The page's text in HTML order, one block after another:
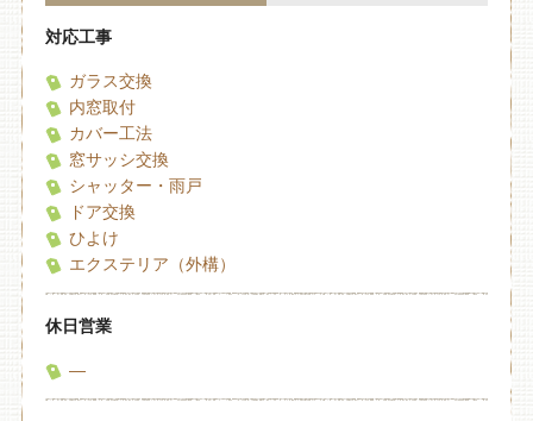
対応工事
ガラス交換
内窓取付
カバー工法
窓サッシ交換
シャッター・雨戸
ドア交換
ひよけ
エクステリア（外構）
休日営業
―